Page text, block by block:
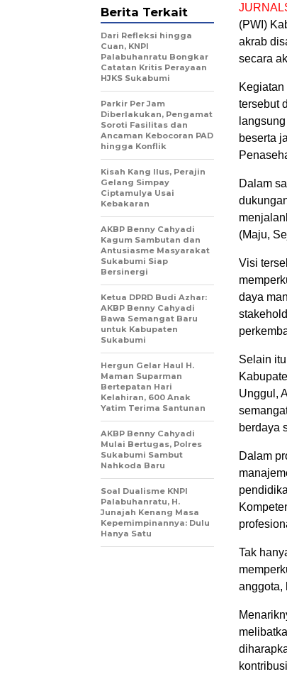
(PWI)
akrab
secara
tersebut
beserta
Dalam
(Maju,
Visi
daya
Selain
Unggul,
berdaya
Dalam
Tak
anggota,
Berita Terkait
Dari Refleksi hingga
Cuan, KNPI
Palabuhanratu Bongkar
Catatan Kritis Perayaan
HJKS Sukabumi
Parkir Per Jam
Diberlakukan, Pengamat
Soroti Fasilitas dan
Ancaman Kebocoran PAD
hingga Konflik
Kisah Kang Ilus, Perajin
Gelang Simpay
Ciptamulya Usai
Kebakaran
AKBP Benny Cahyadi
Kagum Sambutan dan
Antusiasme Masyarakat
Sukabumi Siap
Bersinergi
Ketua DPRD Budi Azhar:
AKBP Benny Cahyadi
Bawa Semangat Baru
untuk Kabupaten
Sukabumi
Hergun Gelar Haul H.
Maman Suparman
Bertepatan Hari
Kelahiran, 600 Anak
Yatim Terima Santunan
AKBP Benny Cahyadi
Mulai Bertugas, Polres
Sukabumi Sambut
Nahkoda Baru
Soal Dualisme KNPI
Palabuhanratu, H.
Junajah Kenang Masa
Kepemimpinannya: Dulu
Hanya Satu